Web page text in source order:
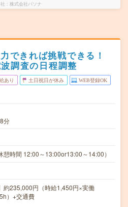
株式会社パソナ
できれば挑戦できる！
調査の日程調整
あり 土日祝日が休み WEB登録OK
分
時間 12:00～13:00or13:00～14:00）
約235,000円（時給1,450円×実働
）+交通費